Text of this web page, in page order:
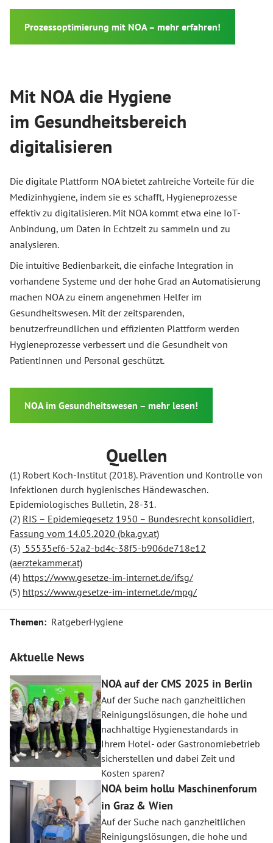
Prozessoptimierung mit NOA – mehr erfahren!
Mit NOA die Hygiene
im Gesundheitsbereich
digitalisieren
Die digitale Plattform NOA bietet zahlreiche Vorteile für die
Medizinhygiene, indem sie es schafft, Hygieneprozesse
effektiv zu digitalisieren. Mit NOA kommt etwa eine IoT-
Anbindung, um Daten in Echtzeit zu sammeln und zu
analysieren.
Die intuitive Bedienbarkeit, die einfache Integration in
vorhandene Systeme und der hohe Grad an Automatisierung
machen NOA zu einem angenehmen Helfer im
Gesundheitswesen. Mit der zeitsparenden,
benutzerfreundlichen und effizienten Plattform werden
Hygieneprozesse verbessert und die Gesundheit von
PatientInnen und Personal geschützt.
NOA im Gesundheitswesen – mehr lesen!
Quellen
(1) Robert Koch-Institut (2018). Prävention und Kontrolle von
Infektionen durch hygienisches Händewaschen.
Epidemiologisches Bulletin, 28-31.
(2) RIS – Epidemiegesetz 1950 – Bundesrecht konsolidiert,
Fassung vom 14.05.2020 (bka.gv.at)
(3) 55535ef6-52a2-bd4c-38f5-b906de718e12
(aerztekammer.at)
(4) https://www.gesetze-im-internet.de/ifsg/
(5) https://www.gesetze-im-internet.de/mpg/
Themen: RatgeberHygiene
Aktuelle News
NOA auf der CMS 2025 in Berlin
Auf der Suche nach ganzheitlichen
Reinigungslösungen, die hohe und
nachhaltige Hygienestandards in
Ihrem Hotel- oder Gastronomiebetrieb
sicherstellen und dabei Zeit und
Kosten sparen?
NOA beim hollu Maschinenforum
in Graz & Wien
Auf der Suche nach ganzheitlichen
Reinigungslösungen, die hohe und